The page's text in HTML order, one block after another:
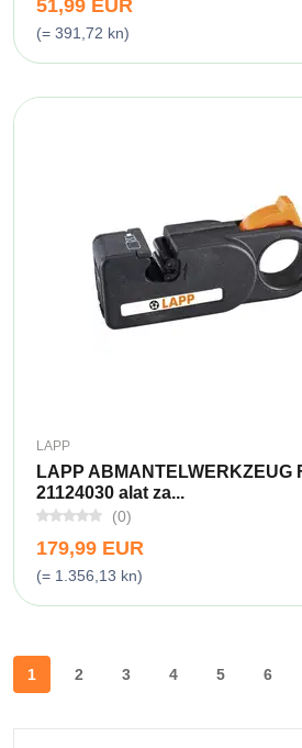
51,99 EUR
(= 391,72 kn)
LAPP
LAPP ABMANTELWERKZEUG
21124030 alat za...
(0)
179,99 EUR
(= 1.356,13 kn)
1 2 3 4 5 6